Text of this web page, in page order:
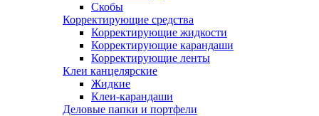
Скобы
Корректирующие средства
Корректирующие жидкости
Корректирующие карандаши
Корректирующие ленты
Клеи канцелярские
Жидкие
Клеи-карандаши
Деловые папки и портфели